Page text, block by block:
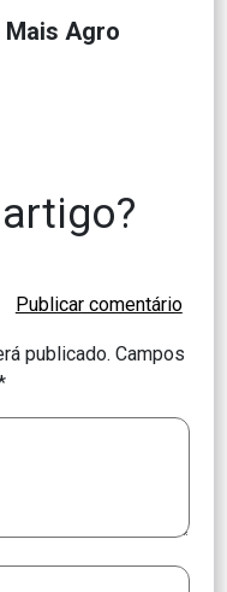
Mais Agro
publicado. Campos